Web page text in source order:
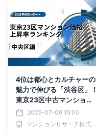
4位は都心とカルチャーの
魅力で伸びる「渋谷区」！
東京23区中古マンション
価格推移と価格上昇率ラン
キング【2025年7月最
新】
2025-07-09 15:00
マンションリサーチ株式会社